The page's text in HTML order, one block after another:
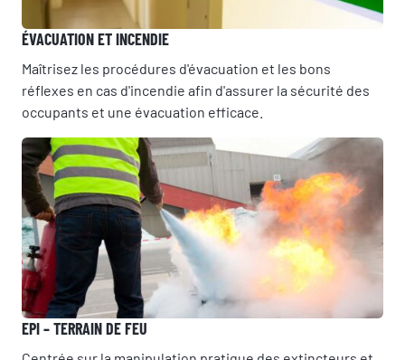
ÉVACUATION ET INCENDIE
Maîtrisez les procédures d'évacuation et les bons
réflexes en cas d'incendie afin d'assurer la sécurité des
occupants et une évacuation efficace.
EPI – TERRAIN DE FEU